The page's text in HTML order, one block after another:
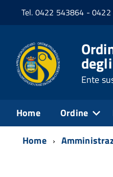
Tel. 0422 543864 -
Ente
Home Ordine
Home